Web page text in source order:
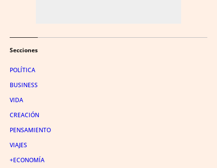
Secciones
POLÍTICA
BUSINESS
VIDA
CREACIÓN
PENSAMIENTO
VIAJES
+ECONOMÍA